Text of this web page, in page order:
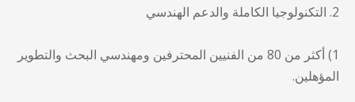
2. التكنولوجيا الكاملة والدعم الهندسي
1) أكثر من 80 من الفنيين المحترفين ومهندسي البحث والتطوير
المؤهلين.